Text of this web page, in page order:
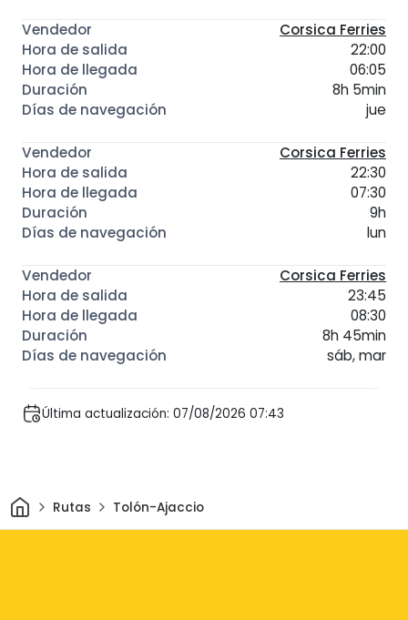
Corsica Ferries
22:00
06:05
8h 5min
jue
Corsica Ferries
22:30
07:30
9h
lun
Corsica Ferries
23:45
08:30
8h 45min
sáb, mar
Última actualización: 07/08/2026 07:43
InicioRutas Tolón-Ajaccio